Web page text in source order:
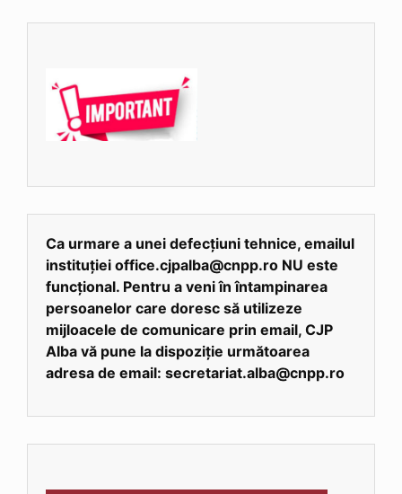
Ca urmare a unei defecțiuni tehnice, emailul
instituției office.cjpalba@cnpp.ro NU este
funcțional. Pentru a veni în întampinarea
persoanelor care doresc să utilizeze
mijloacele de comunicare prin email, CJP
Alba vă pune la dispoziție următoarea
adresa de email: secretariat.alba@cnpp.ro